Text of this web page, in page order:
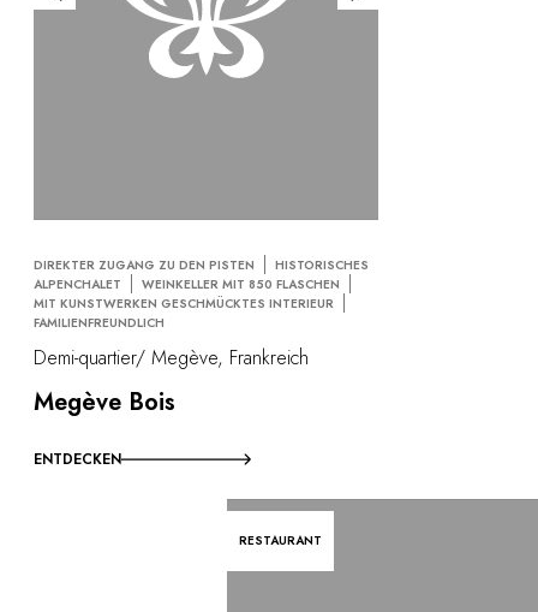
DIREKTER ZUGANG ZU DEN PISTEN
HISTORISCHES
ALPENCHALET
WEINKELLER MIT 850 FLASCHEN
MIT KUNSTWERKEN GESCHMÜCKTES INTERIEUR
FAMILIENFREUNDLICH
Demi-quartier/ Megève, Frankreich
Megève Bois
ENTDECKEN
RESTAURANT